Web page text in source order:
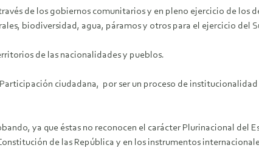
de los gobiernos comunitarios y en pleno ejercicio de los
biodiversidad, agua, páramos y otros para el ejercicio del
de las nacionalidades y pueblos.
ciudadana, por ser un proceso de
ya que éstas no reconocen el carácter Plurinacional del
de las República y en los instrumentos